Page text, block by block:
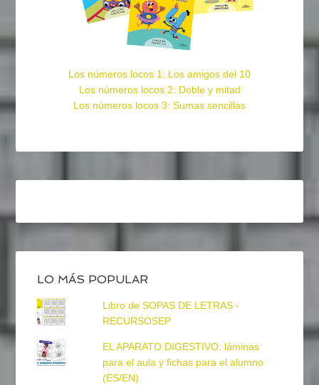
Los números locos 1: Los amigos del 10
Los números locos 2: Doble y mitad
Los números locos 3: Sumas sencillas
LO MÁS POPULAR
Libro de SOPAS DE LETRAS -
RECURSOSEP
EL APARATO DIGESTIVO: láminas
para el aula y fichas para el alumno
(ES/EN)